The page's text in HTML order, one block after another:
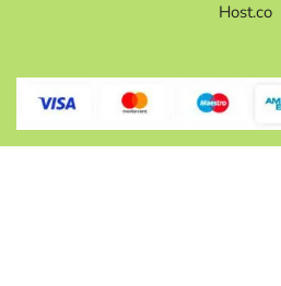
Host.co